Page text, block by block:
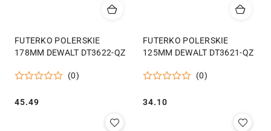
FUTERKO POLERSKIE
178MM DEWALT DT3622-QZ
(0)
Cena:
45.49
FUTERKO POLERSKIE
125MM DEWALT DT3621-QZ
(0)
Cena:
34.10